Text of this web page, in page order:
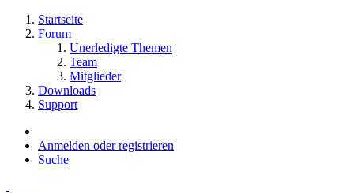
Startseite
Forum
Unerledigte Themen
Team
Mitglieder
Downloads
Support
Anmelden oder registrieren
Suche